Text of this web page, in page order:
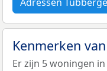
Kenmerken
Er zijn 5 woningen